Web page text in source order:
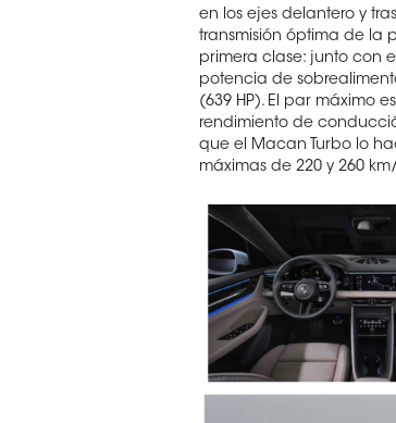
en los ejes delantero y
transmisión óptima de la
primera clase: junto con
potencia de
(639 HP). El par máximo
rendimiento de
que el Macan Turbo lo
máximas de 220 y 260